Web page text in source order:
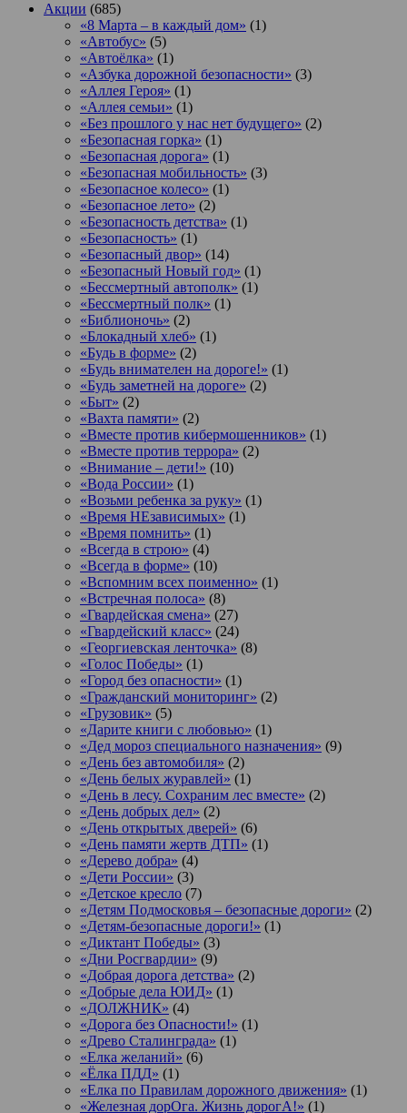
Акции (685)
«8 Марта – в каждый дом» (1)
«Автобус» (5)
«Автоёлка» (1)
«Азбука дорожной безопасности» (3)
«Аллея Героя» (1)
«Аллея семьи» (1)
«Без прошлого у нас нет будущего» (2)
«Безопасная горка» (1)
«Безопасная дорога» (1)
«Безопасная мобильность» (3)
«Безопасное колесо» (1)
«Безопасное лето» (2)
«Безопасность детства» (1)
«Безопасность» (1)
«Безопасный двор» (14)
«Безопасный Новый год» (1)
«Бессмертный автополк» (1)
«Бессмертный полк» (1)
«Библионочь» (2)
«Блокадный хлеб» (1)
«Будь в форме» (2)
«Будь внимателен на дороге!» (1)
«Будь заметней на дороге» (2)
«Быт» (2)
«Вахта памяти» (2)
«Вместе против кибермошенников» (1)
«Вместе против террора» (2)
«Внимание – дети!» (10)
«Вода России» (1)
«Возьми ребенка за руку» (1)
«Время НЕзависимых» (1)
«Время помнить» (1)
«Всегда в строю» (4)
«Всегда в форме» (10)
«Вспомним всех поименно» (1)
«Встречная полоса» (8)
«Гвардейская смена» (27)
«Гвардейский класс» (24)
«Георгиевская ленточка» (8)
«Голос Победы» (1)
«Город без опасности» (1)
«Гражданский мониторинг» (2)
«Грузовик» (5)
«Дарите книги с любовью» (1)
«Дед мороз специального назначения» (9)
«День без автомобиля» (2)
«День белых журавлей» (1)
«День в лесу. Сохраним лес вместе» (2)
«День добрых дел» (2)
«День открытых дверей» (6)
«День памяти жертв ДТП» (1)
«Дерево добра» (4)
«Дети России» (3)
«Детское кресло (7)
«Детям Подмосковья – безопасные дороги» (2)
«Детям-безопасные дороги!» (1)
«Диктант Победы» (3)
«Дни Росгвардии» (9)
«Добрая дорога детства» (2)
«Добрые дела ЮИД» (1)
«ДОЛЖНИК» (4)
«Дорога без Опасности!» (1)
«Древо Сталинграда» (1)
«Елка желаний» (6)
«Ёлка ПДД» (1)
«Елка по Правилам дорожного движения» (1)
«Железная дорОга. Жизнь дорогА!» (1)